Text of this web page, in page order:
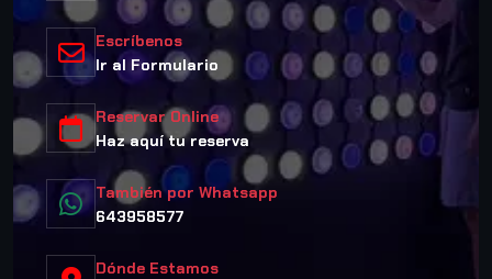
Escríbenos
Ir al Formulario
Reservar Online
Haz aquí tu reserva
También por Whatsapp
643958577
Dónde Estamos